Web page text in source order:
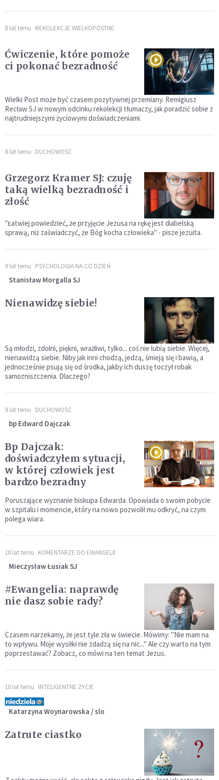
8 lat temu REKOLEKCJE WIELKOPOSTNE
Ćwiczenie, które pomoże
ci pokonać bezradność
Wielki Post może być czasem pozytywnej przemiany. Remigiusz
Recław SJ w nowym odcinku rekolekcji tłumaczy, jak poradzić sobie z
najtrudniejszymi życiowymi doświadczeniami.
8 lat temu DUCHOWOŚĆ
Grzegorz Kramer SJ: czuję
taką wielką bezradność i
złość
"Łatwiej powiedzieć, że przyjęcie Jezusa na rękę jest diabelską
sprawą, niż zaświadczyć, że Bóg kocha człowieka" - pisze jezuita.
9 lat temu PSYCHOLOGIA NA CO DZIEŃ
Stanisław Morgalla SJ
Nienawidzę siebie!
Są młodzi, zdolni, piękni, wrażliwi, tylko... coś nie lubią siebie. Więcej,
nienawidzą siebie. Niby jak inni chodzą, jedzą, śmieją się i bawią, a
jednocześnie psują się od środka, jakby ich duszę toczył robak
samozniszczenia. Dlaczego?
9 lat temu DUCHOWOŚĆ
bp Edward Dajczak
Bp Dajczak:
doświadczyłem sytuacji,
w której człowiek jest
bardzo bezradny
Poruszające wyznanie biskupa Edwarda. Opowiada o swoim pobycie
w szpitalu i momencie, który na nowo pozwolił mu odkryć, na czym
polega wiara.
10 lat temu KOMENTARZE DO EWANGELII
Mieczysław Łusiak SJ
#Ewangelia: naprawdę
nie dasz sobie rady?
Czasem narzekamy, że jest tyle zła w świecie. Mówimy: "Nie mam na
to wpływu. Moje wysiłki nie zdadzą się na nic..." Ale czy warto na tym
poprzestawać? Zobacz, co mówi na ten temat Jezus.
10 lat temu INTELIGENTNE ŻYCIE
Katarzyna Woynarowska / slo
Zatrute ciastko